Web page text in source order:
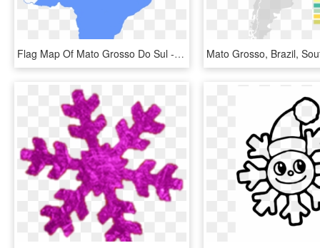
Flag Map Of Mato Grosso Do Sul - Mato Grosso Flag Map, HD Png Download